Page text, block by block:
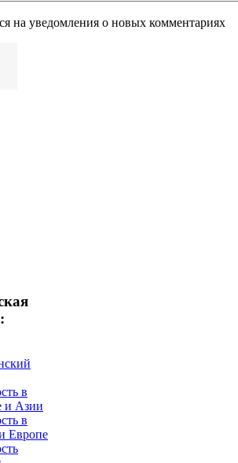
на уведомления о новых комментариях
в
и Азии
в
Европе